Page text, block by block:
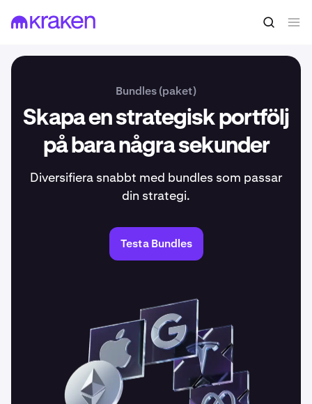
Bundles (paket)
Skapa en strategisk portfölj
på bara några sekunder
Diversifiera snabbt med bundles som passar
din strategi.
Testa Bundles